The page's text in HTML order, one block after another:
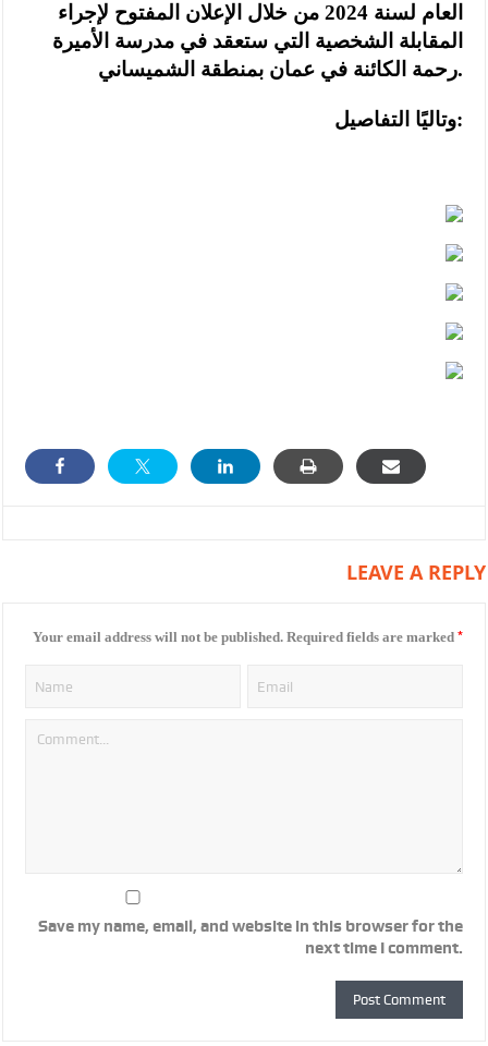
العام لسنة 2024 من خلال الإعلان المفتوح لإجراء
المقابلة الشخصية التي ستعقد في مدرسة الأميرة
رحمة الكائنة في عمان بمنطقة الشميساني.
وتاليًا التفاصيل:
LEAVE A REPLY
Your email address will not be published. Required fields are marked *
Save my name, email, and website in this browser for the
next time I comment.